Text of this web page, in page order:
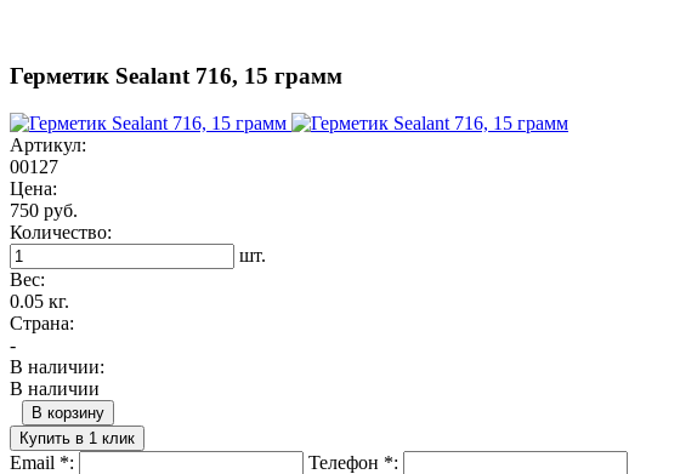
Герметик Sealant 716, 15 грамм
Артикул:
00127
Цена:
750 руб.
Количество:
шт.
Вес:
0.05 кг.
Страна:
-
В наличии:
В наличии
В корзину
Купить в 1 клик
Email *: Телефон *: